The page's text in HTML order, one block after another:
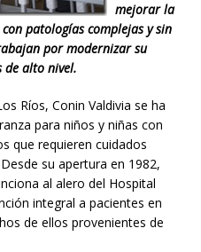
mejorar la
patologías complejas y sin
por modernizar su
de alto nivel.
Ríos, Conin Valdivia se ha
para niños y niñas con
que requieren cuidados
su apertura en 1982,
al alero del Hospital
integral a pacientes en
de ellos provenientes de